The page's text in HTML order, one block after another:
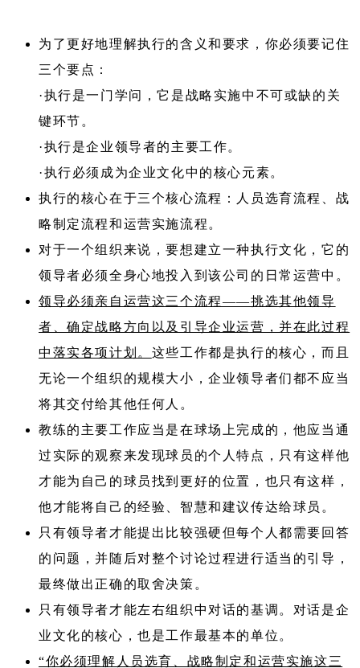
为了更好地理解执行的含义和要求，你必须要记住
三个要点：
·执行是一门学问，它是战略实施中不可或缺的关
键环节。
·执行是企业领导者的主要工作。
·执行必须成为企业文化中的核心元素。
执行的核心在于三个核心流程：人员选育流程、战
略制定流程和运营实施流程。
对于一个组织来说，要想建立一种执行文化，它的
领导者必须全身心地投入到该公司的日常运营中。
领导必须亲自运营这三个流程——挑选其他领导
者、确定战略方向以及引导企业运营，并在此过程
中落实各项计划。 这些工作都是执行的核心，而且
无论一个组织的规模大小，企业领导者们都不应当
将其交付给其他任何人。
教练的主要工作应当是在球场上完成的，他应当通
过实际的观察来发现球员的个人特点，只有这样他
才能为自己的球员找到更好的位置，也只有这样，
他才能将自己的经验、智慧和建议传达给球员。
只有领导者才能提出比较强硬但每个人都需要回答
的问题，并随后对整个讨论过程进行适当的引导，
最终做出正确的取舍决策。
只有领导者才能左右组织中对话的基调。对话是企
业文化的核心，也是工作最基本的单位。
“你必须理解人员选育、战略制定和运营实施这三